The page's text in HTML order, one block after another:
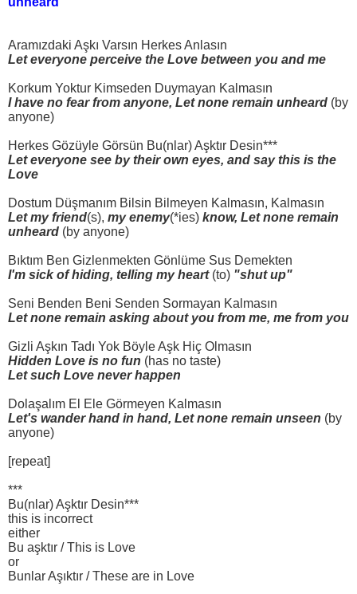
Aramızdaki Aşkı Varsın Herkes Anlasın
Let everyone perceive the Love between you and me
Korkum Yoktur Kimseden Duymayan Kalmasın
I have no fear from anyone, Let none remain unheard (by
anyone)
Herkes Gözüyle Görsün Bu(nlar) Aşktır Desin***
Let everyone see by their own eyes, and say this is the
Love
Dostum Düşmanım Bilsin Bilmeyen Kalmasın, Kalmasın
Let my friend(s), my enemy(*ies) know, Let none remain
unheard (by anyone)
Bıktım Ben Gizlenmekten Gönlüme Sus Demekten
I'm sick of hiding, telling my heart (to) "shut up"
Seni Benden Beni Senden Sormayan Kalmasın
Let none remain asking about you from me, me from you
Gizli Aşkın Tadı Yok Böyle Aşk Hiç Olmasın
Hidden Love is no fun (has no taste)
Let such Love never happen
Dolaşalım El Ele Görmeyen Kalmasın
Let's wander hand in hand, Let none remain unseen (by
anyone)
[repeat]
***
Bu(nlar) Aşktır Desin***
this is incorrect
either
Bu aşktır / This is Love
or
Bunlar Aşıktır / These are in Love